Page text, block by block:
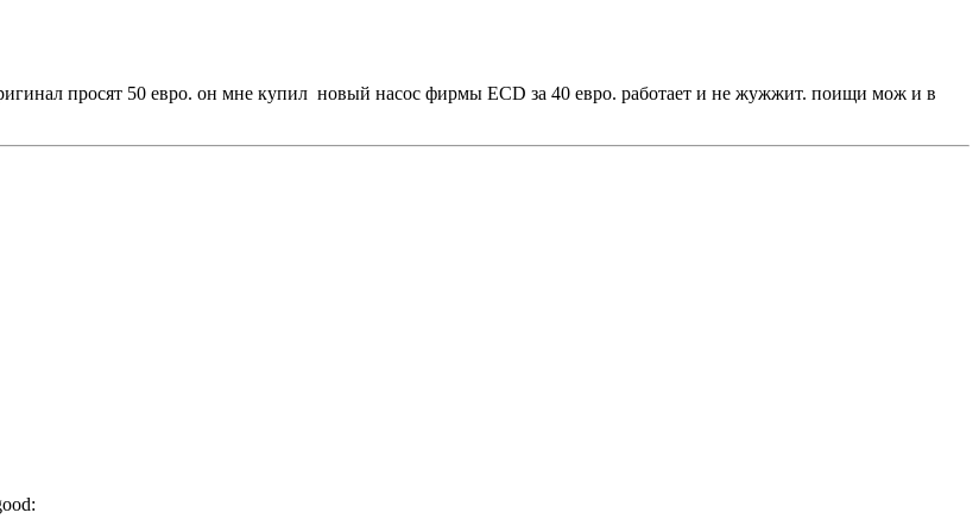
просят 50 евро. он мне купил новый насос фирмы ECD за 40 евро. работает и не жужжит. поищи мож и в